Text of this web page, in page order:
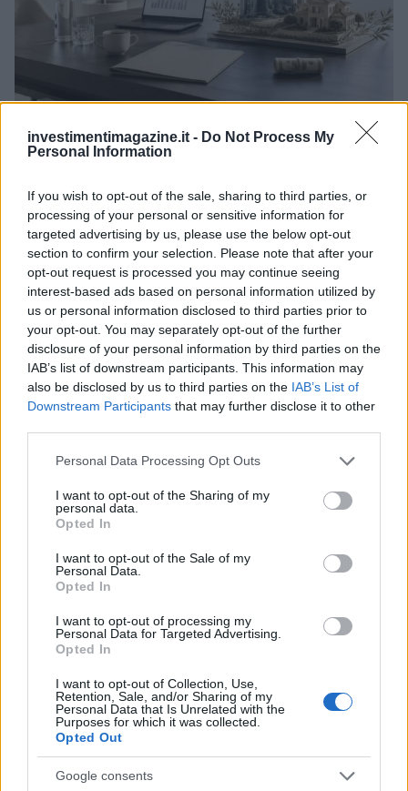
investimentimagazine.it - Do Not Process My
Personal Information
If you wish to opt-out of the sale, sharing to third parties, or
processing of your personal or sensitive information for
targeted advertising by us, please use the below opt-out
section to confirm your selection. Please note that after your
opt-out request is processed you may continue seeing
interest-based ads based on personal information utilized by
us or personal information disclosed to third parties prior to
your opt-out. You may separately opt-out of the further
disclosure of your personal information by third parties on the
IAB’s list of downstream participants. This information may
also be disclosed by us to third parties on the IAB’s List of
Downstream Participants that may further disclose it to other
Please note that this website/app uses one or more Google
not limited to your visit or usage behaviour. You may click to
grant or deny consent to Google and its third-party tags to
use your data for below specified purposes in below Google
consent section.
Personal Data Processing Opt Outs
I want to opt-out of the Sharing of my
personal data.
Opted In
I want to opt-out of the Sale of my
Personal Data.
Opted In
I want to opt-out of processing my
Personal Data for Targeted Advertising.
Opted In
I want to opt-out of Collection, Use,
Retention, Sale, and/or Sharing of my
Personal Data that Is Unrelated with the
Purposes for which it was collected.
Opted Out
Google consents
Investire in immobili a Dubai e Spagna: strategie vincenti con
Amstera Properties
Scopri come Carmignac Portfolio Patrimoine trasforma i
Susanna Riva · 5 Ago 2026